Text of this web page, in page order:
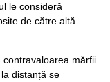
le consideră
de către altă
contravaloarea mărfii
distanță se